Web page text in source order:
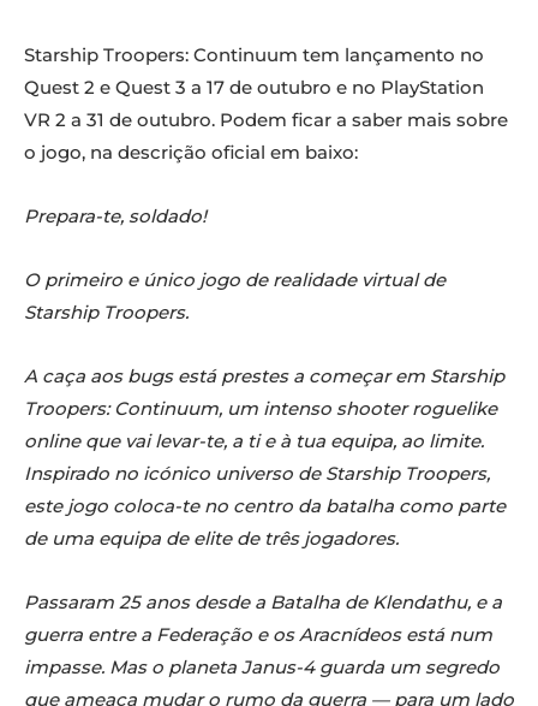
Starship Troopers: Continuum tem lançamento no
Quest 2 e Quest 3 a 17 de outubro e no PlayStation
VR 2 a 31 de outubro. Podem ficar a saber mais sobre
o jogo, na descrição oficial em baixo:
Prepara-te, soldado!
O primeiro e único jogo de realidade virtual de
Starship Troopers.
A caça aos bugs está prestes a começar em Starship
Troopers: Continuum, um intenso shooter roguelike
online que vai levar-te, a ti e à tua equipa, ao limite.
Inspirado no icónico universo de Starship Troopers,
este jogo coloca-te no centro da batalha como parte
de uma equipa de elite de três jogadores.
Passaram 25 anos desde a Batalha de Klendathu, e a
guerra entre a Federação e os Aracnídeos está num
impasse. Mas o planeta Janus-4 guarda um segredo
que ameaça mudar o rumo da guerra — para um lado